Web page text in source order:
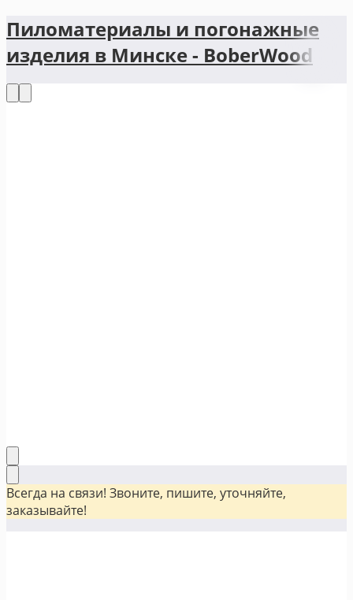
Пиломатериалы и погонажные
изделия в Минске - BoberWood
Всегда на связи! Звоните, пишите, уточняйте,
заказывайте!